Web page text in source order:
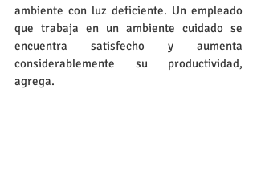
ambiente con luz deficiente. Un empleado
que trabaja en un ambiente cuidado se
encuentra satisfecho y aumenta
considerablemente su productividad,
agrega.